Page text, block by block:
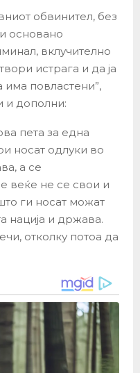
обвинител, без
основано
вклучително
истрага и да ја
има повластени”,
и дополни:
пета за една
носат одлуки во
а се
веќе не се свои и
ги носат можат
нација и држава.
отколку потоа да